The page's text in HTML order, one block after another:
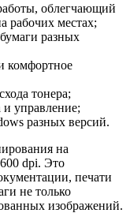
облегчающий
рабочих местах;
разных
комфортное
тонера;
и управление;
разных версий.
на
dpi. Это
печати
не только
изображений.